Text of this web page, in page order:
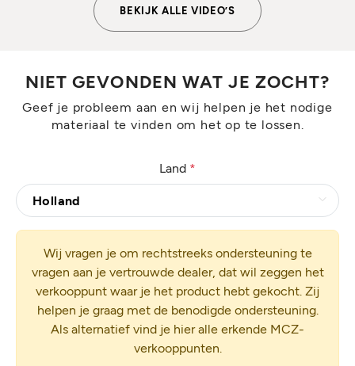
BEKIJK ALLE VIDEO’S
NIET GEVONDEN WAT JE ZOCHT?
Geef je probleem aan en wij helpen je het nodige
materiaal te vinden om het op te lossen.
Land *
Wij vragen je om rechtstreeks ondersteuning te
vragen aan je vertrouwde dealer, dat wil zeggen het
verkooppunt waar je het product hebt gekocht. Zij
helpen je graag met de benodigde ondersteuning.
Als alternatief vind je hier alle erkende MCZ-
verkooppunten.